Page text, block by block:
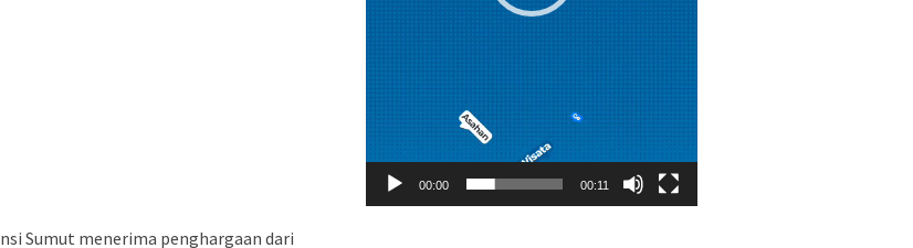
Sumut menerima penghargaan dari
00:00 00:11